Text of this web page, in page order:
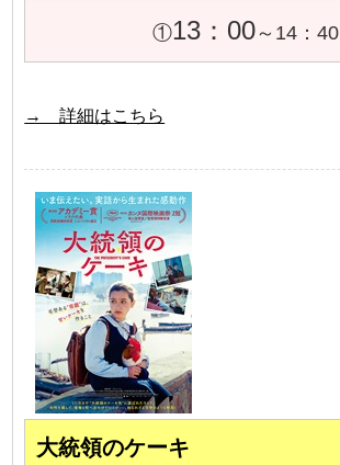
①13：00～14：40
→ 詳細はこちら
大統領のケーキ